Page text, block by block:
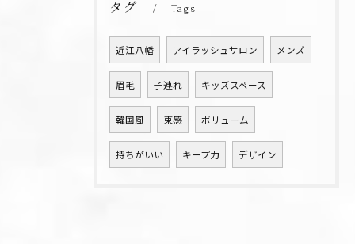
タグ Tags
近江八幡 アイラッシュサロン メンズ
眉毛 子連れ キッズスペース
韓国風 束感 ボリューム
持ちがいい キープ力 デザイン